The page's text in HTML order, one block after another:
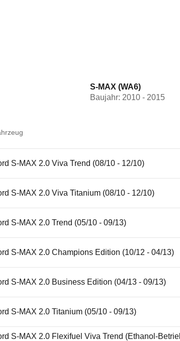
S-MAX (WA6)
Baujahr: 2010 - 2015
S-MAX 2.0 Viva Trend (08/10 - 12/10)
S-MAX 2.0 Viva Titanium (08/10 - 12/10)
S-MAX 2.0 Trend (05/10 - 09/13)
S-MAX 2.0 Champions Edition (10/12 - 04/13)
S-MAX 2.0 Business Edition (04/13 - 09/13)
S-MAX 2.0 Titanium (05/10 - 09/13)
S-MAX 2.0 Flexifuel Viva Trend (Ethanol-